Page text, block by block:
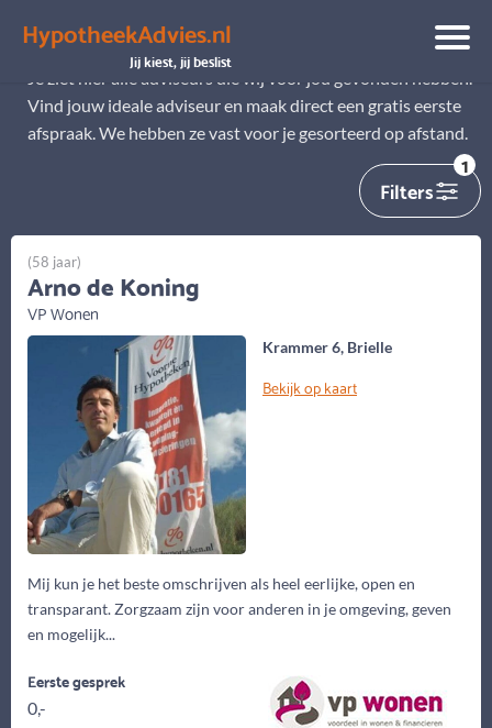
HypotheekAdvies.nl
Jij kiest, jij beslist
Alle adviseurs
Je ziet hier alle adviseurs die wij voor jou gevonden hebben.
Vind jouw ideale adviseur en maak direct een gratis eerste
afspraak. We hebben ze vast voor je gesorteerd op afstand.
Filters
1
Krammer 6, Brielle
Bekijk op kaart
Mij kun je het beste omschrijven als heel eerlijke, open en
transparant. Zorgzaam zijn voor anderen in je omgeving, geven
en mogelijk...
(58 jaar)
Arno de Koning
VP Wonen
Eerste gesprek
0,-